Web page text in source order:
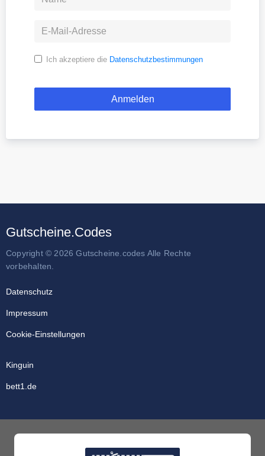
Ich akzeptiere die Datenschutzbestimmungen
Gutscheine.Codes
Copyright © 2026 Gutscheine.codes Alle Rechte
vorbehalten.
Datenschutz
Impressum
Cookie-Einstellungen
Kinguin
bett1.de